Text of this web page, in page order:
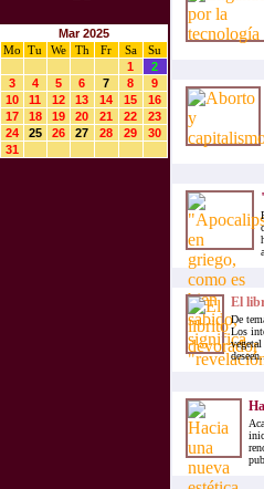
Mar 2025
Mo
Tu We Th Fr Sa
Su
1
2
3
4 5 6 7 8
9
10
11 12 13 14 15
16
17
18 19 20 21 22
23
24
25 26 27 28 29
30
31
El
De
Los